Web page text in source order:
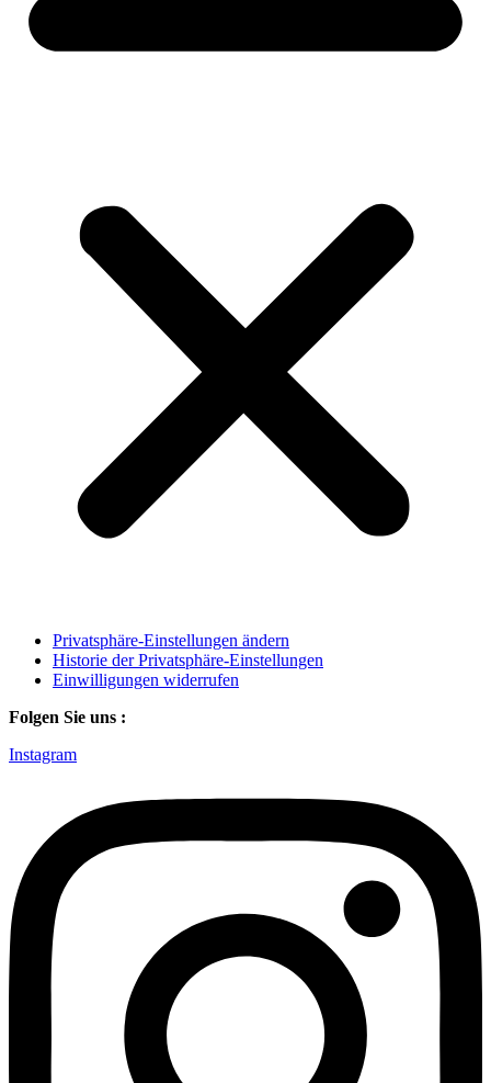
Privatsphäre-Einstellungen ändern
Historie der Privatsphäre-Einstellungen
Einwilligungen widerrufen
Folgen Sie uns :
Instagram